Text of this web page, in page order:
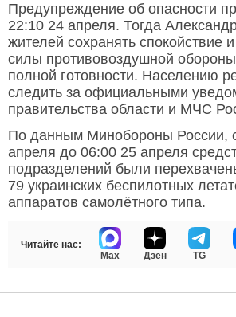
Предупреждение об опасности
22:10 24 апреля. Тогда
жителей сохранять спокойствие
силы противовоздушной
полной готовности. Населению
следить за официальными
правительства области и МЧС
По данным Минобороны России,
апреля до 06:00 25 апреля
подразделений были
79 украинских беспилотных
аппаратов самолётного типа.
Читайте нас:
Max
Дзен TG